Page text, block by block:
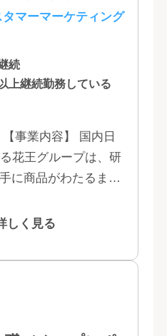
マーマーケティング
続
上継続勤務している
花王グループは、研
に商品がわたるまで
質、量ともに他社に
しく見る